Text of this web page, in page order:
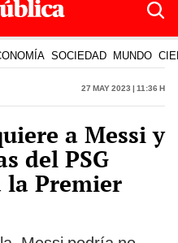
SOCIEDAD MUNDO
27 May 2023 | 11:36 h
a Messi y
del PSG
Premier